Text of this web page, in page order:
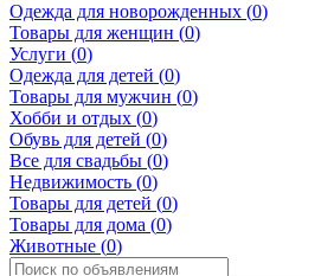
Одежда для новорожденных (0)
Товары для женщин (0)
Услуги (0)
Одежда для детей (0)
Товары для мужчин (0)
Хобби и отдых (0)
Обувь для детей (0)
Все для свадьбы (0)
Недвижимость (0)
Товары для детей (0)
Товары для дома (0)
Животные (0)